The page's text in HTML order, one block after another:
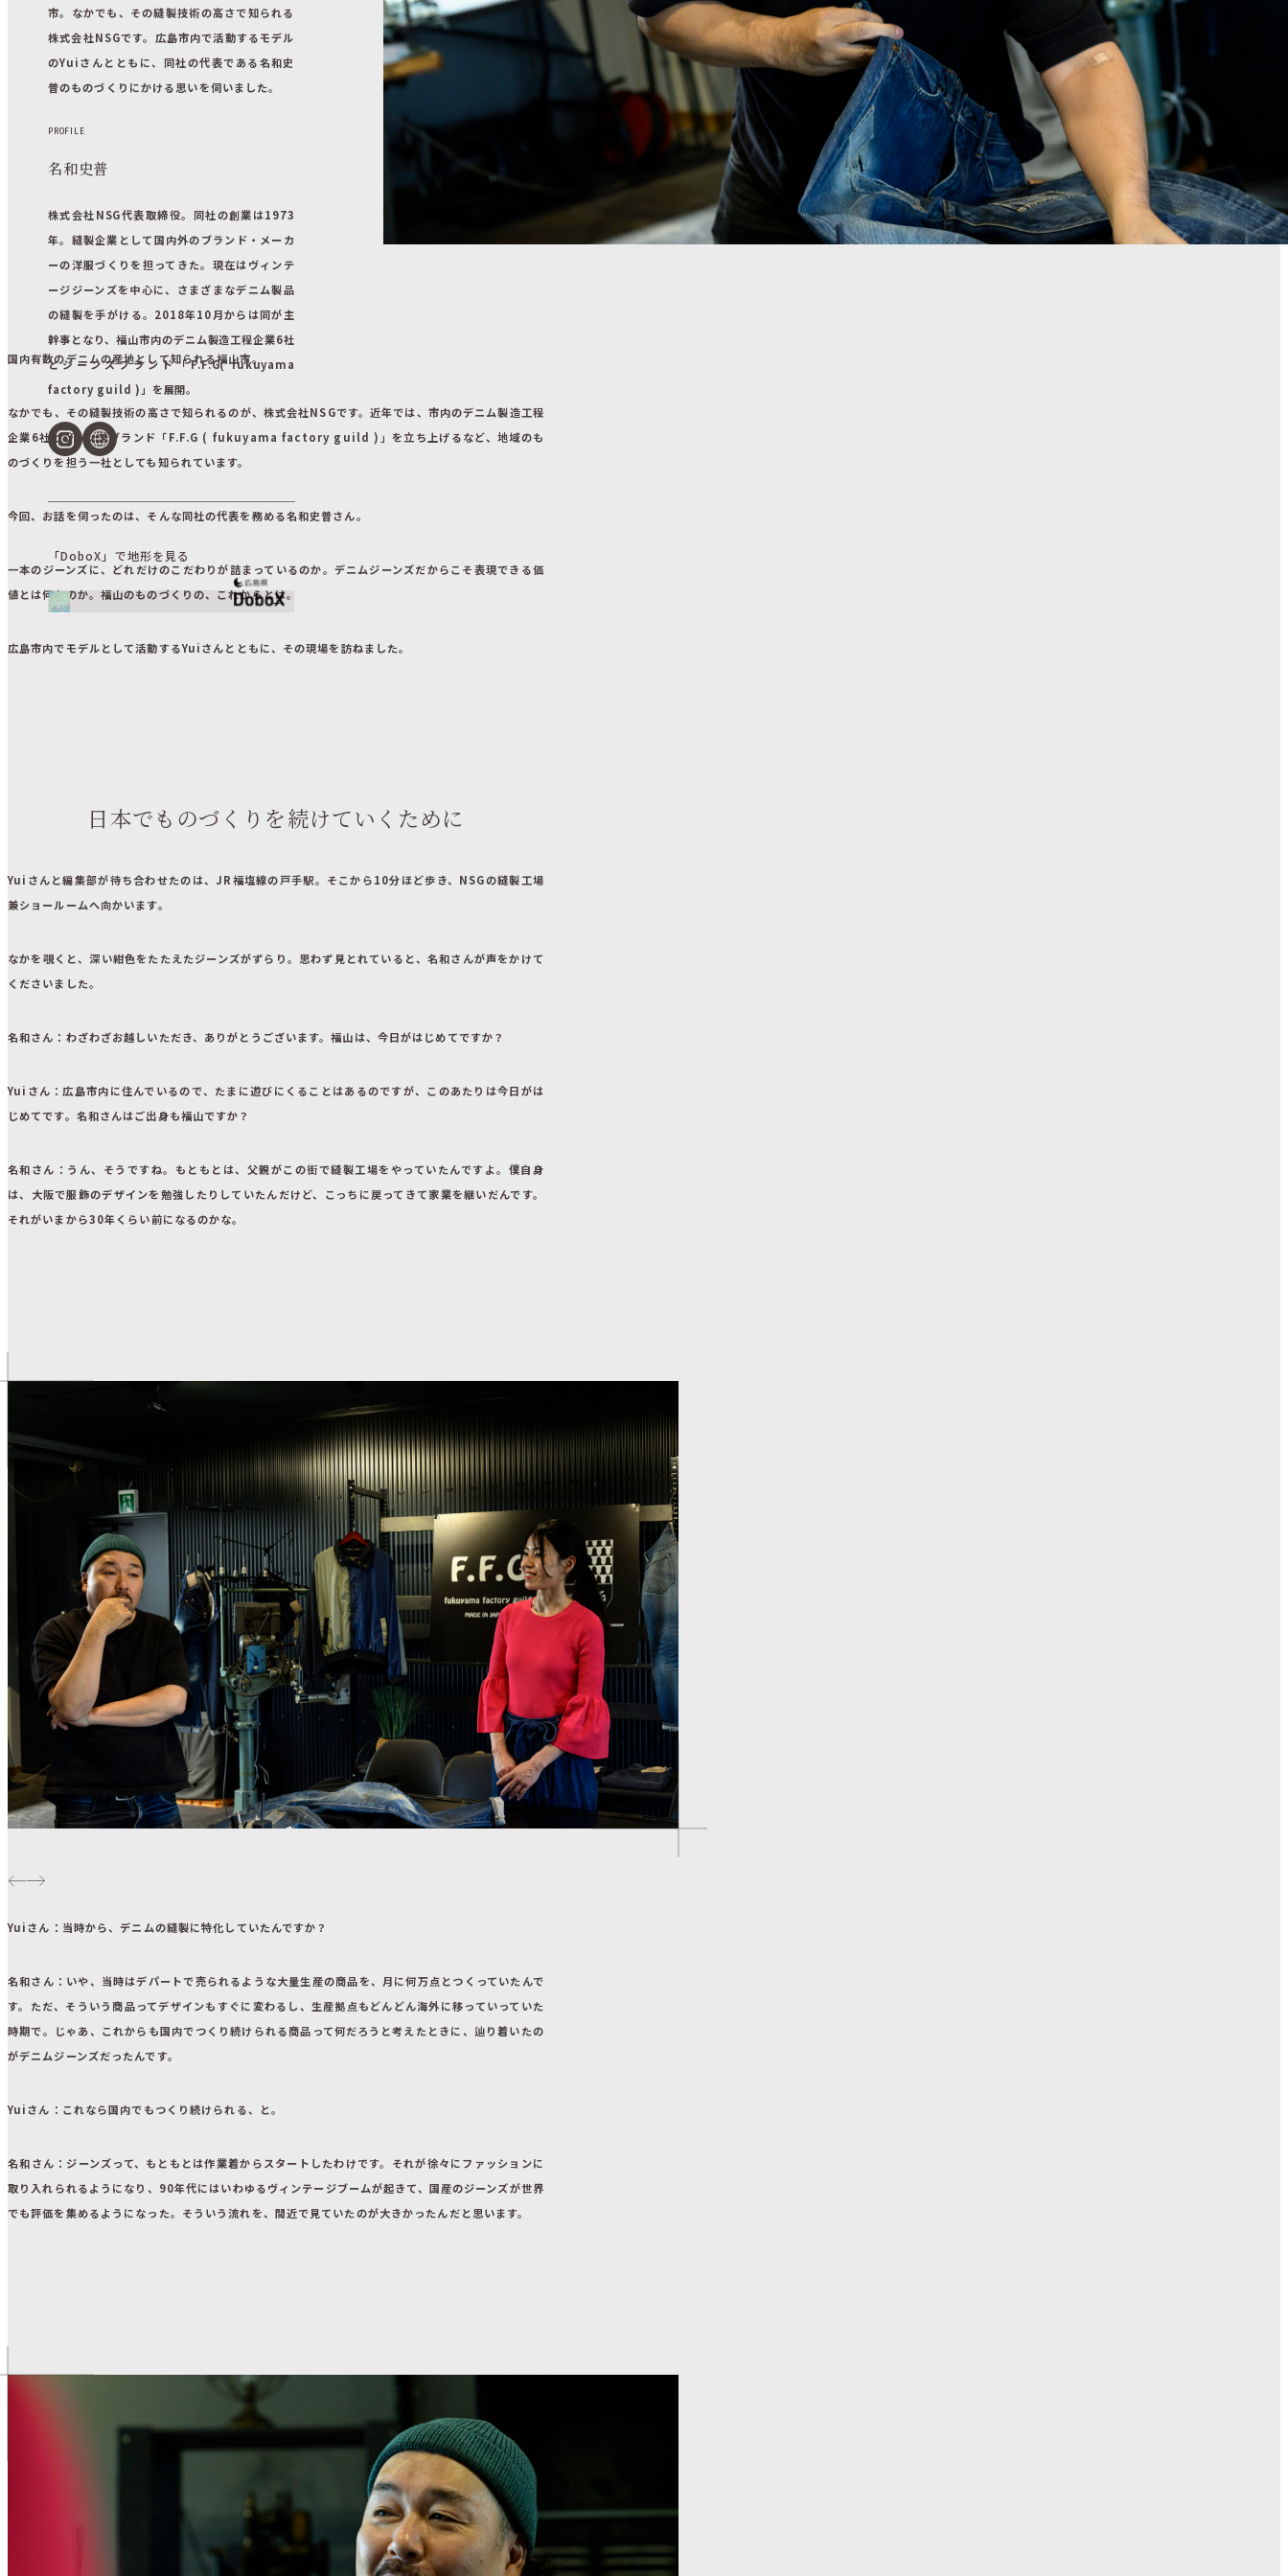
LOCAL
蛇喰磐に伝わる「じゃぐいのおうけつ」とは？
【昔ばなしが伝える土地の魅力-4】
6月 11,2026
ヨレやねじれが、味になる。1年後に100点になる
デニムを、福山から育てていく
LOCAL
【連載】あの人と、あの街で、歩きながら話すこ
と＃4｜小田原のどかさんと読み解く、平和のモニ
市。なかでも、その縫製技術の高さで知られる
株式会社NSGです。広島市内で活動するモデル
のYuiさんとともに、同社の代表である名和史
普のものづくりにかける思いを伺いました。
PROFILE
名和史普
株式会社NSG代表取締役。同社の創業は1973
年。縫製企業として国内外のブランド・メーカ
ーの洋服づくりを担ってきた。現在はヴィンテ
ージジーンズを中心に、さまざまなデニム製品
の縫製を手がける。2018年10月からは同が主
幹事となり、福山市内のデニム製造工程企業6社
とジーンズブランド「F.F.G( fukuyama
factory guild )」を展開。
「DoboX」で地形を見る
国内有数のデニムの産地として知られる福山市。
なかでも、その縫製技術の高さで知られるのが、株式会社NSGです。近年では、市内のデニム製造工程
企業6社とジーンズブランド「F.F.G ( fukuyama factory guild )」を立ち上げるなど、地域のも
のづくりを担う一社としても知られています。
今回、お話を伺ったのは、そんな同社の代表を務める名和史普さん。
一本のジーンズに、どれだけのこだわりが詰まっているのか。デニムジーンズだからこそ表現できる価
値とは何なのか。福山のものづくりの、これからとは。
広島市内でモデルとして活動するYuiさんとともに、その現場を訪ねました。
日本でものづくりを続けていくために
Yuiさんと編集部が待ち合わせたのは、JR福塩線の戸手駅。そこから10分ほど歩き、NSGの縫製工場
兼ショールームへ向かいます。
なかを覗くと、深い紺色をたたえたジーンズがずらり。思わず見とれていると、名和さんが声をかけて
くださいました。
名和さん： わざわざお越しいただき、ありがとうございます。福山は、今日がはじめてですか？
Yuiさん： 広島市内に住んでいるので、たまに遊びにくることはあるのですが、このあたりは今日がは
じめてです。名和さんはご出身も福山ですか？
名和さん： うん、そうですね。もともとは、父親がこの街で縫製工場をやっていたんですよ。僕自身
は、大阪で服飾のデザインを勉強したりしていたんだけど、こっちに戻ってきて家業を継いだんです。
それがいまから30年くらい前になるのかな。
Yuiさん： 当時から、デニムの縫製に特化していたんですか？
名和さん： いや、当時はデパートで売られるような大量生産の商品を、月に何万点とつくっていたんで
す。ただ、そういう商品ってデザインもすぐに変わるし、生産拠点もどんどん海外に移っていっていた
時期で。じゃあ、これからも国内でつくり続けられる商品って何だろうと考えたときに、辿り着いたの
がデニムジーンズだったんです。
Yuiさん： これなら国内でもつくり続けられる、と。
名和さん： ジーンズって、もともとは作業着からスタートしたわけです。それが徐々にファッションに
取り入れられるようになり、90年代にはいわゆるヴィンテージブームが起きて、国産のジーンズが世界
でも評価を集めるようになった。そういう流れを、間近で見ていたのが大きかったんだと思います。